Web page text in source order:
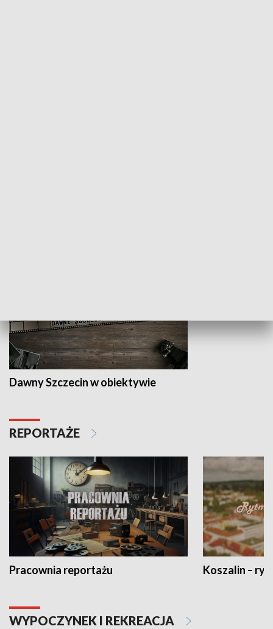
Dawny Szczecin w obiektywie
REPORTAŻE
Pracownia reportażu Koszalin –
WYPOCZYNEK I REKREACJA